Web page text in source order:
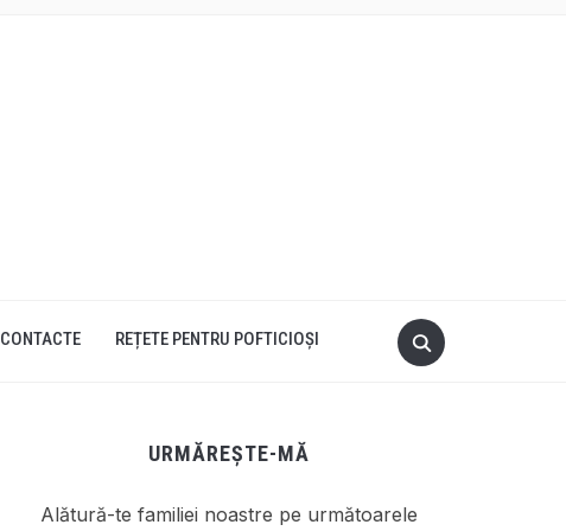
CONTACTE REȚETE PENTRU POFTICIOȘI
URMĂREȘTE-MĂ
Alătură-te familiei noastre pe următoarele